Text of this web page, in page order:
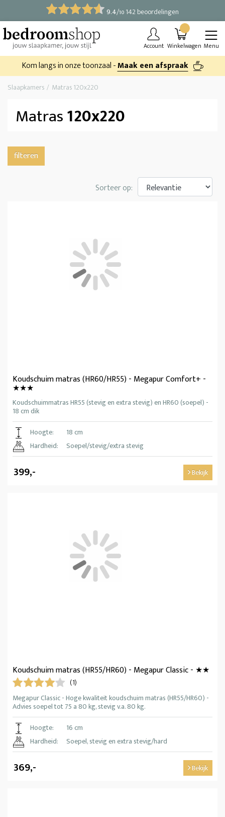
9.4/10 142 beoordelingen
Account Winkelwagen Menu
Kom langs in onze toonzaal -Maak een afspraak
Slaapkamers Matras 120x220
Matras120x220
filteren
Sorteer op:
Koudschuim matras (HR60/HR55) - Megapur Comfort+ -
★★★
Koudschuimmatras HR55 (stevig en extra stevig) en HR60 (soepel) -
18 cm dik
Hoogte:
18 cm
Hardheid:
Soepel/stevig/extra stevig
399,- Bekijk
Koudschuim matras (HR55/HR60) - Megapur Classic - ★★
(1)
Megapur Classic - Hoge kwaliteit koudschuim matras (HR55/HR60) -
Advies soepel tot 75 a 80 kg, stevig v.a. 80 kg.
Hoogte:
16 cm
Hardheid:
Soepel, stevig en extra stevig/hard
369,- Bekijk